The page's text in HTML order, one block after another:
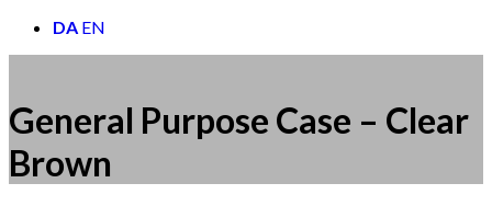
DA EN
General Purpose Case – Clear
Brown